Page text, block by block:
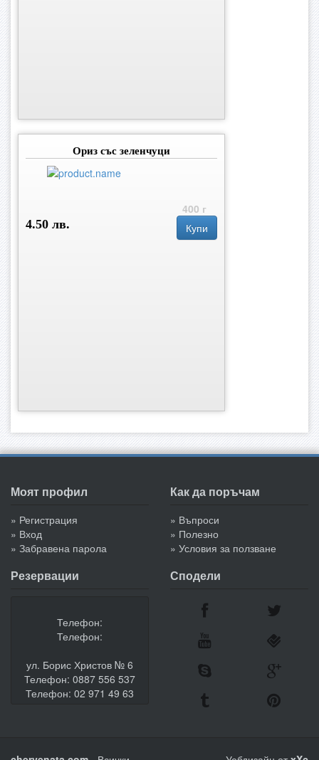
Ориз със зеленчуци
400 г
4.50 лв.
Купи
Моят профил
» Регистрация
» Вход
» Забравена парола
Как да поръчам
» Въпроси
» Полезно
» Условия за ползване
Резервации
Телефон:
Телефон:
ул. Борис Христов № 6
Телефон: 0887 556 537
Телефон: 02 971 49 63
Сподели